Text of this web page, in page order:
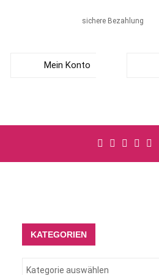
sichere Bezahlung
Mein Konto
KATEGORIEN